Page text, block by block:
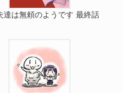
達は無頼のようです 最終話